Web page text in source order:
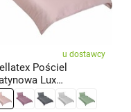
u dostawcy
Pościel
Lux
140 × 200,
× 90 cm